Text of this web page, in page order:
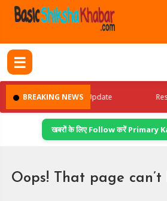
☰
BREAKING NEWS
Latest Jobs Update
खबरों के लिए Follow करें Primary
Oops! That page can’t